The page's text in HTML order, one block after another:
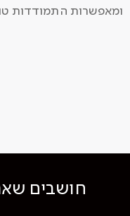
ומאפשרות התמודדות
חושבים